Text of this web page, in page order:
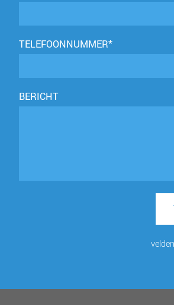
TELEFOONNUMMER*
BERICHT